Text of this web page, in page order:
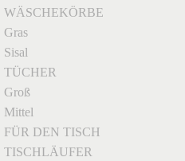
WÄSCHEKÖRBE
Gras
Sisal
TÜCHER
Groß
Mittel
FÜR DEN TISCH
TISCHLÄUFER